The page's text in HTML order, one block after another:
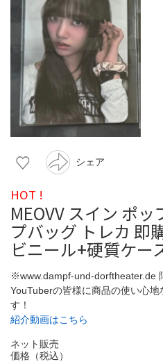
シェア
HOT !
MEOVV スイン ポ
プバッグ トレカ 即
ビニール+硬質ケー
※www.dampf-und-dorftheater.de
YouTuberの皆様に商品の使い心
す！
紹介動画はこちら
ネット販売
価格（税込）